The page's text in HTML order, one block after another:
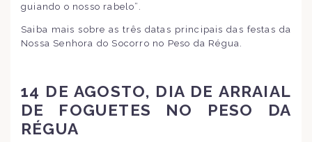
guiando o nosso rabelo”.
Saiba mais sobre as três datas principais das festas da
Nossa Senhora do Socorro no Peso da Régua.
14 DE AGOSTO, DIA DE ARRAIAL
DE FOGUETES NO PESO DA
RÉGUA